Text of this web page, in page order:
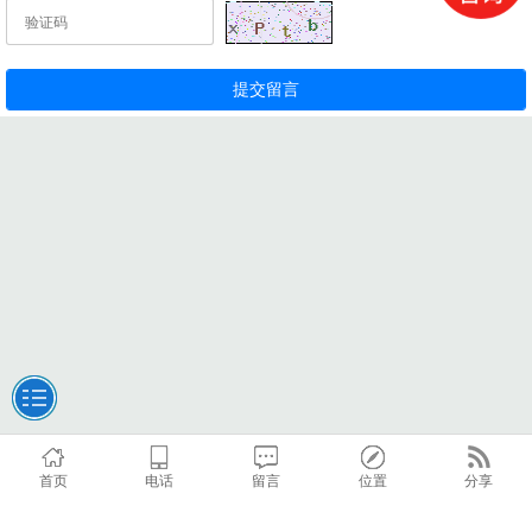
首页 电话 留言 位置 分享